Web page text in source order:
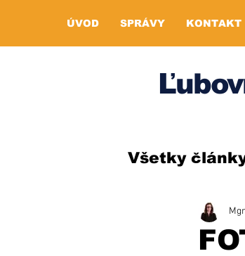
ÚVOD SPRÁVY KONTAKT
Všetky